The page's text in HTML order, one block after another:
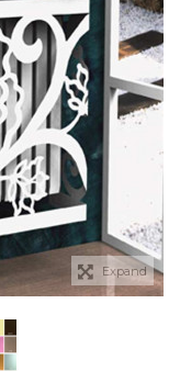
Expand